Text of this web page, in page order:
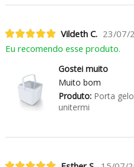
Vildeth C. 23/07/
Eu recomendo esse produto.
Gostei muito
Muito bom
Produto:Porta
unitermi